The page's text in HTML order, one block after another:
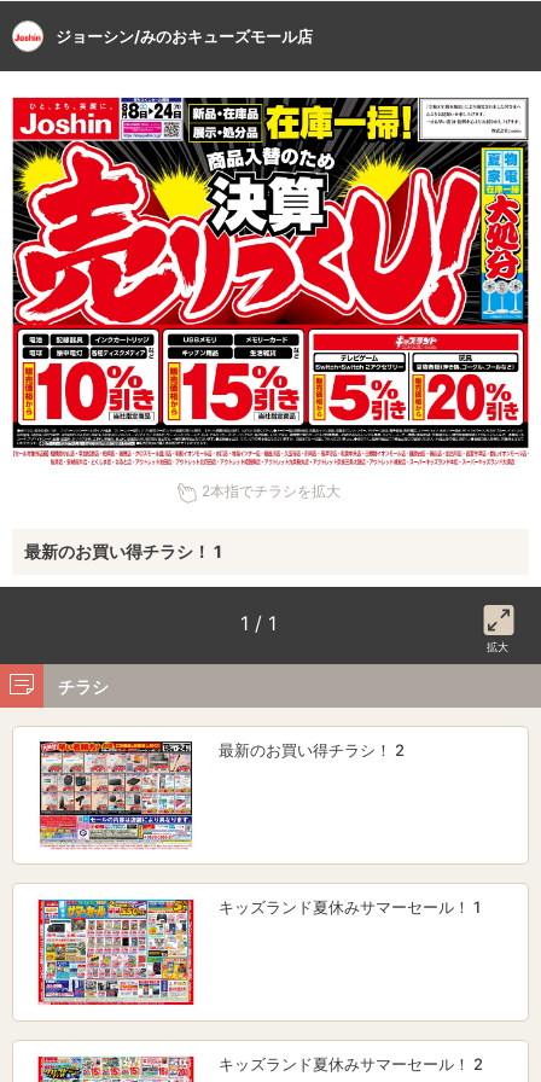
ジョーシン/みのおキューズモール店
2本指でチラシを拡大
最新のお買い得チラシ！ 1
1 / 1
拡大
チラシ
最新のお買い得チラシ！ 2
キッズランド夏休みサマーセール！ 1
キッズランド夏休みサマーセール！ 2